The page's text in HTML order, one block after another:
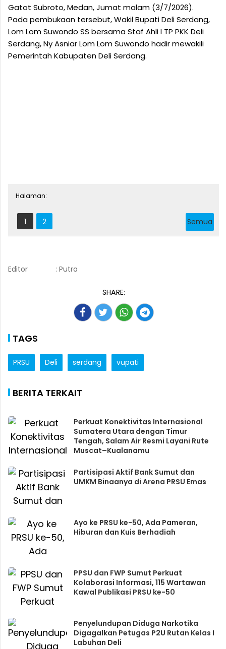
Gatot Subroto, Medan, Jumat malam (3/7/2026).
Pada pembukaan tersebut, Wakil Bupati Deli Serdang,
Lom Lom Suwondo SS bersama Staf Ahli I TP PKK Deli
Serdang, Ny Asniar Lom Lom Suwondo hadir mewakili
Pemerintah Kabupaten Deli Serdang.
Halaman:
1 2 Semua
Editor : Putra
SHARE:
TAGS
PRSU Deli serdang vupati
BERITA TERKAIT
Perkuat Konektivitas Internasional
Sumatera Utara dengan Timur
Tengah, Salam Air Resmi Layani Rute
Muscat–Kualanamu
Partisipasi Aktif Bank Sumut dan
UMKM Binaanya di Arena PRSU Emas
Ayo ke PRSU ke-50, Ada Pameran,
Hiburan dan Kuis Berhadiah
PPSU dan FWP Sumut Perkuat
Kolaborasi Informasi, 115 Wartawan
Kawal Publikasi PRSU ke-50
Penyelundupan Diduga Narkotika
Digagalkan Petugas P2U Rutan Kelas I
Labuhan Deli